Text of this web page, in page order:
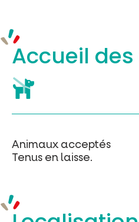
Accueil des
Animaux acceptés
Tenus en laisse.